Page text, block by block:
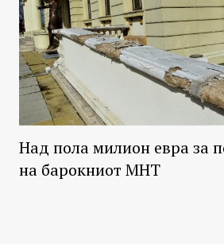
Над пола милион евра за
на барокниот МНТ